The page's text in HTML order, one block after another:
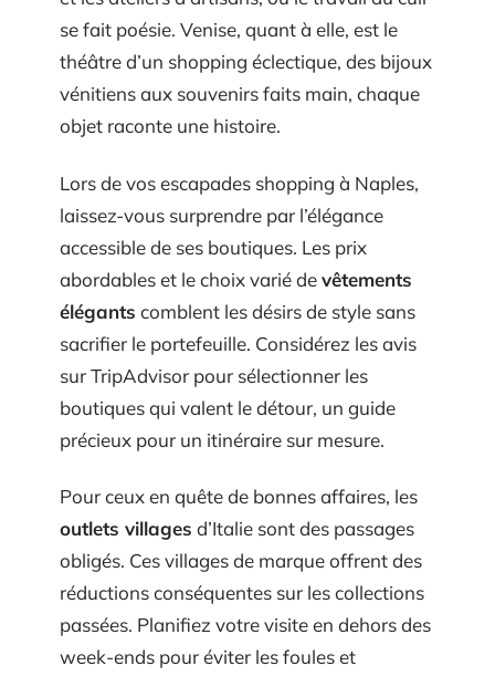
se fait poésie. Venise, quant à elle, est le
théâtre d’un shopping éclectique, des bijoux
vénitiens aux souvenirs faits main, chaque
objet raconte une histoire.
Lors de vos escapades shopping à Naples,
laissez-vous surprendre par l’élégance
accessible de ses boutiques. Les prix
abordables et le choix varié devêtements
élégants comblent les désirs de style sans
sacrifier le portefeuille. Considérez les avis
sur TripAdvisor pour sélectionner les
boutiques qui valent le détour, un guide
précieux pour un itinéraire sur mesure.
Pour ceux en quête de bonnes affaires, les
outlets villages d’Italie sont des passages
obligés. Ces villages de marque offrent des
réductions conséquentes sur les collections
passées. Planifiez votre visite en dehors des
week-ends pour éviter les foules et